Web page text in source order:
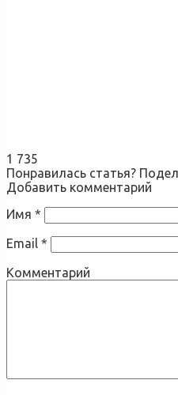
1 735
Понравилась статья?
Добавить комментарий
Имя *
Email *
Комментарий